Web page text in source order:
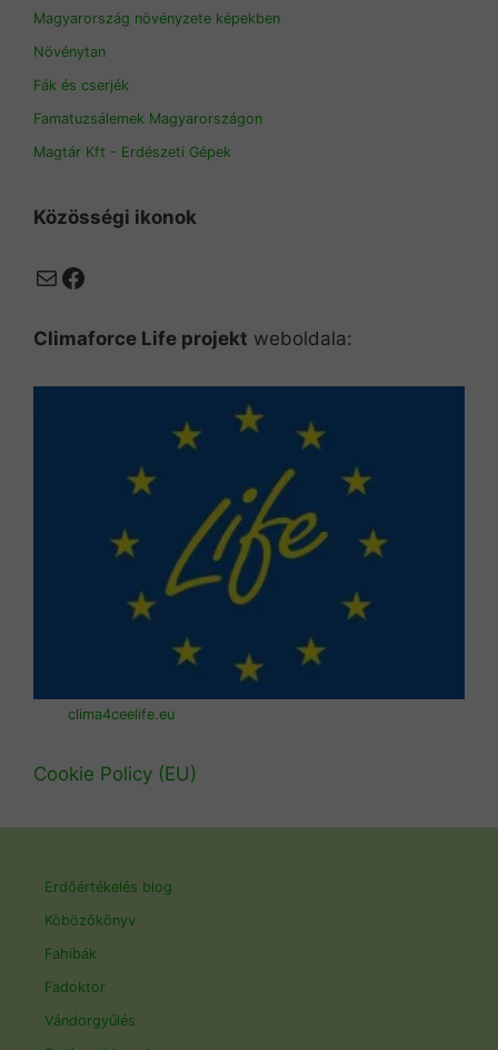
Magyarország növényzete képekben
Növénytan
Fák és cserjék
Famatuzsálemek Magyarországon
Magtár Kft - Erdészeti Gépek
Közösségi ikonok
MailFacebook
Climaforce Life projekt weboldala:
clima4ceelife.eu
Cookie Policy (EU)
Erdőértékelés blog
Köbözőkönyv
Fahibák
Fadoktor
Vándorgyűlés